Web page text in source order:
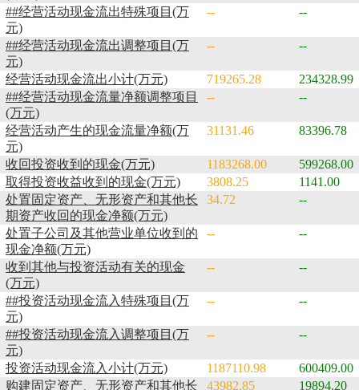
##经营活动现金流出特殊项目(万
元)
-- --
##经营活动现金流出调整项目(万
元)
-- --
经营活动现金流出小计(万元) 719265.28
234328.99
##经营活动现金流量净额调整项目
(万元)
-- --
经营活动产生的现金流量净额(万
元)
31131.46 83396.78
收回投资收到的现金(万元) 1183268.00
599268.00
取得投资收益收到的现金(万元)
3808.25
1141.00
处置固定资产、无形资产和其他长
期资产收回的现金净额(万元)
34.72 --
处置子公司及其他营业单位收到的
现金净额(万元)
-- --
收到其他与投资活动有关的现金
(万元)
-- --
##投资活动现金流入特殊项目(万
元)
-- --
##投资活动现金流入调整项目(万
元)
-- --
投资活动现金流入小计(万元) 1187110.98
600409.00
购建固定资产、无形资产和其他长
43982.85 19894.20